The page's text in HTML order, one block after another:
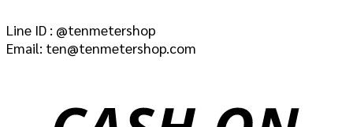
Line ID : @tenmetershop
Email: ten@tenmetershop.com